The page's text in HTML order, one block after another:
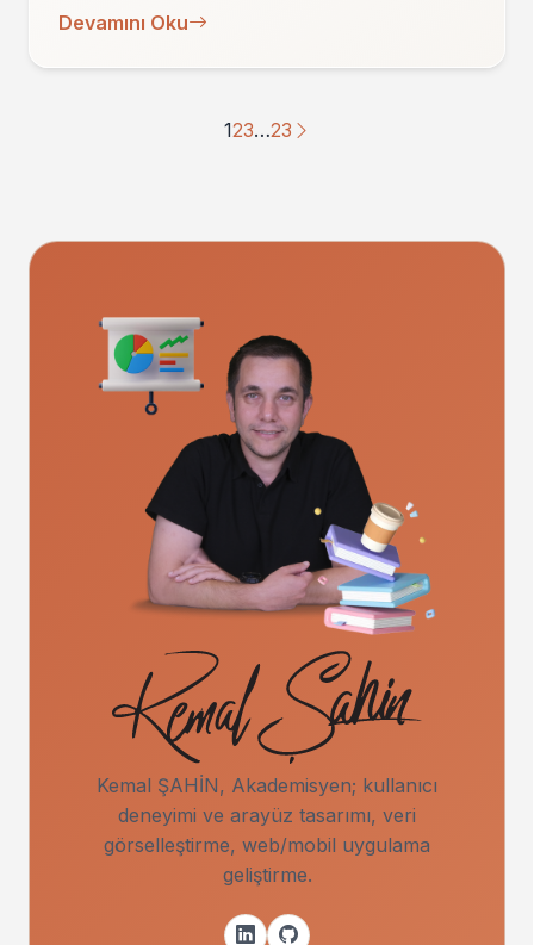
Devamını Oku
123…23
Kemal ŞAHİN, Akademisyen; kullanıcı
deneyimi ve arayüz tasarımı, veri
görselleştirme, web/mobil uygulama
geliştirme.